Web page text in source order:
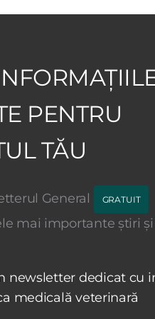
PENTRU
TĂU
General GRATUIT
mai importante știri
newsletter dedicat cu
medicală veterinară